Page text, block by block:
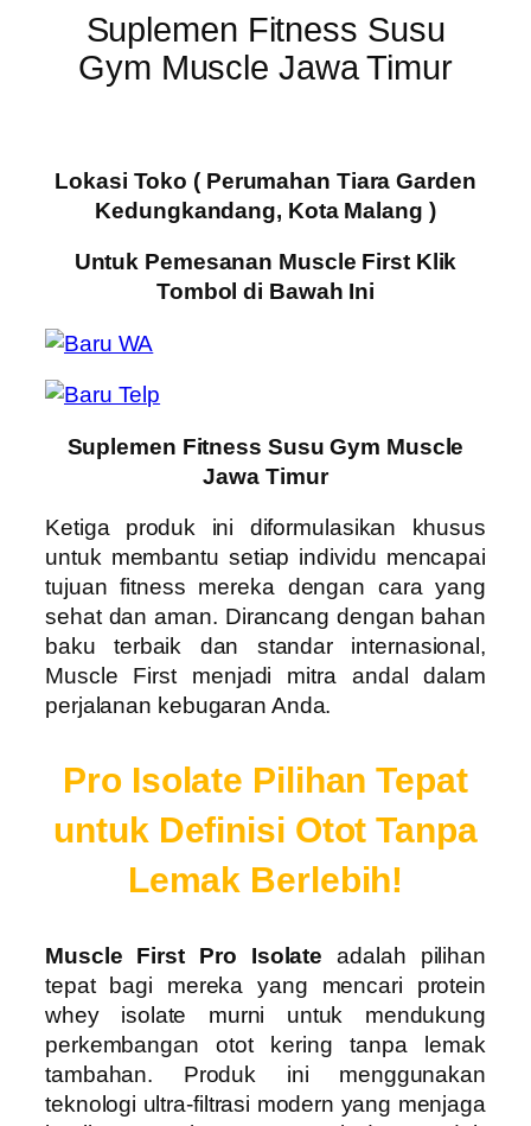
Suplemen Fitness Susu
Gym Muscle Jawa Timur
Lokasi Toko ( Perumahan Tiara Garden
Kedungkandang, Kota Malang )
Untuk Pemesanan Muscle First Klik
Tombol di Bawah Ini
Suplemen Fitness Susu Gym Muscle
Jawa Timur
Ketiga produk ini diformulasikan khusus
untuk membantu setiap individu mencapai
tujuan fitness mereka dengan cara yang
sehat dan aman. Dirancang dengan bahan
baku terbaik dan standar internasional,
Muscle First menjadi mitra andal dalam
perjalanan kebugaran Anda.
Pro Isolate Pilihan Tepat
untuk Definisi Otot Tanpa
Lemak Berlebih!
Muscle First Pro Isolateadalah pilihan
tepat bagi mereka yang mencari protein
whey isolate murni untuk mendukung
perkembangan otot kering tanpa lemak
tambahan. Produk ini menggunakan
teknologi ultra-filtrasi modern yang menjaga